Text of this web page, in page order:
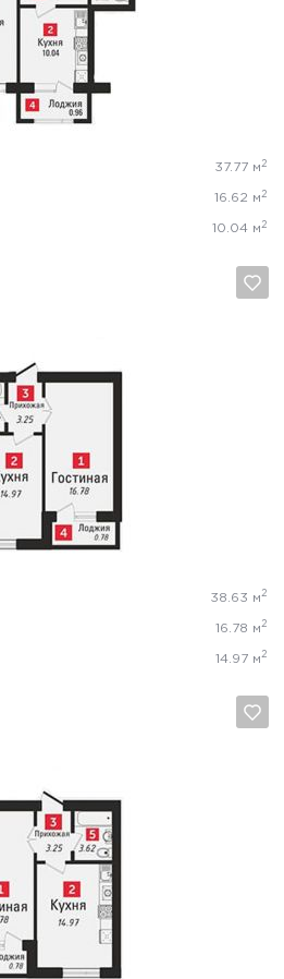
37.77 м 2
16.62 м 2
10.04 м 2
Да, удалить Отмена
38.63 м 2
16.78 м 2
14.97 м 2
Да, удалить Отмена
Да, удалить Отмена